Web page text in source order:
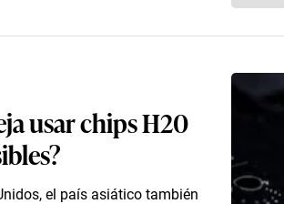
usar chips H20
el país asiático también